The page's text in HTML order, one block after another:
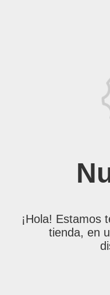
¡Hola! Estamos
tienda, en